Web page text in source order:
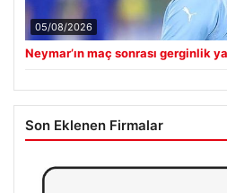
05/08/2026
Neymar’ın maç sonrası gerginlik
Son Eklenen Firmalar